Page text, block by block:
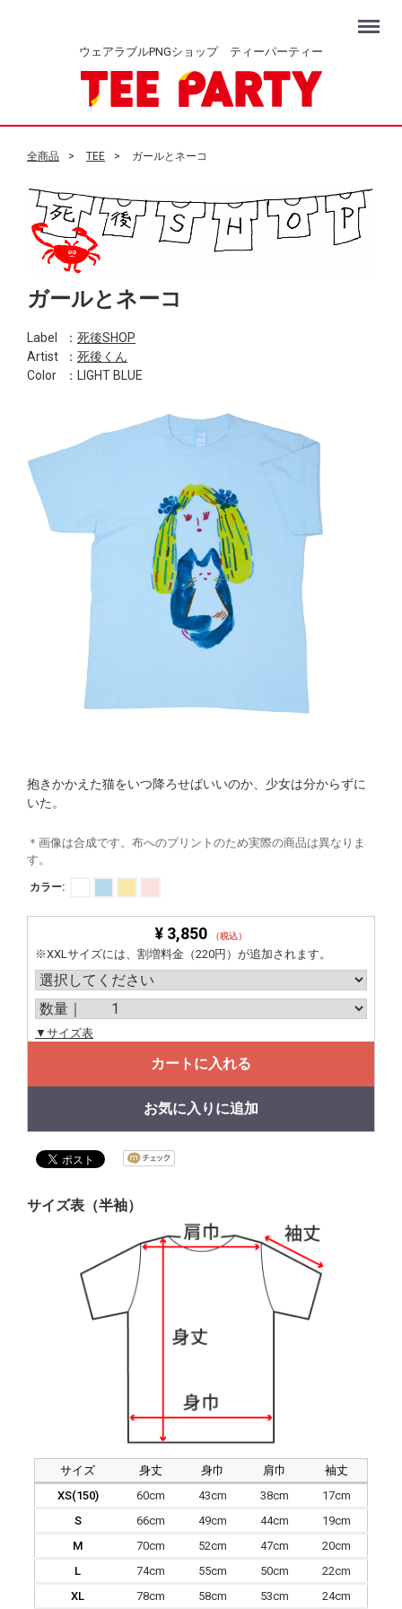
ウェアラブルPNGショップ ティーパーティー
Menu
全商品 TEE ガールとネーコ
ガールとネーコ
Label ： 死後SHOP
Artist
： 死後くん
Color
：LIGHT BLUE
抱きかかえた猫をいつ降ろせばいいのか、少女は分からずに
いた。
＊画像は合成です。布へのプリントのため実際の商品は異なりま
す。
カラー:
¥ 3,850 （税込）
※XXLサイズには、割増料金（220円）が追加されます。
▼サイズ表
カートに入れる
お気に入りに追加
サイズ表（半袖）
サイズ 身丈 身巾 肩巾
袖丈
XS(150)
60cm 43cm 38cm
17cm
S
66cm 49cm 44cm
19cm
M
70cm 52cm 47cm
20cm
L
74cm 55cm 50cm
22cm
XL
78cm 58cm 53cm 24cm